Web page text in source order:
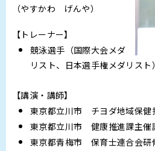
（やすかわ げんや）
【トレーナー】
競泳選手（国際大会メダ
リスト、日本選手権メダリスト）
【講演・講師】
東京都立川市 チヨダ地域保健
東京都立川市 健康推進課主催
東京都青梅市 保育士連合会研